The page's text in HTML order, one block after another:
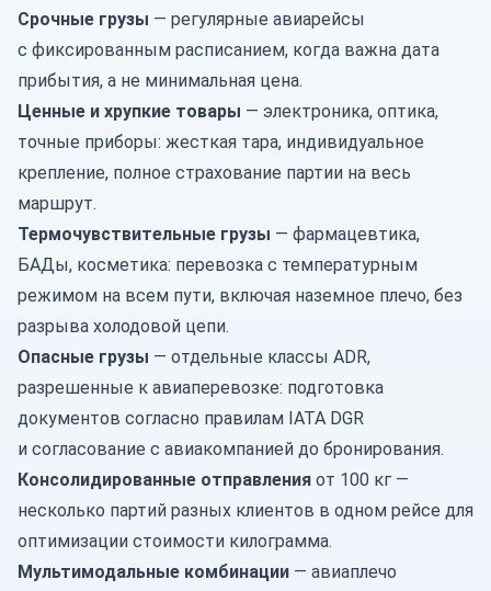
Срочные грузы — регулярные авиарейсы
с фиксированным расписанием, когда важна дата
прибытия, а не минимальная цена.
Ценные и хрупкие товары — электроника, оптика,
точные приборы: жесткая тара, индивидуальное
крепление, полное страхование партии на весь
маршрут.
Термочувствительные грузы — фармацевтика,
БАДы, косметика: перевозка с температурным
режимом на всем пути, включая наземное плечо, без
разрыва холодовой цепи.
Опасные грузы — отдельные классы ADR,
разрешенные к авиаперевозке: подготовка
документов согласно правилам IATA DGR
и согласование с авиакомпанией до бронирования.
Консолидированные отправления от 100 кг —
несколько партий разных клиентов в одном рейсе для
оптимизации стоимости килограмма.
Мультимодальные комбинации — авиаплечо